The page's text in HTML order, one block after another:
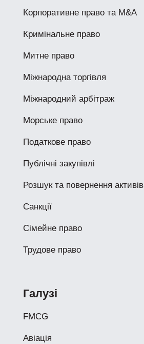
Корпоративне право та M&A
Кримінальне право
Митне право
Міжнародна торгівля
Міжнародний арбітраж
Морське право
Податкове право
Публічні закупівлі
Розшук та повернення активів
Санкції
Сімейне право
Трудове право
Галузі
FMCG
Авіація